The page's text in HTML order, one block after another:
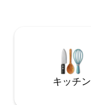
https://
キッチン